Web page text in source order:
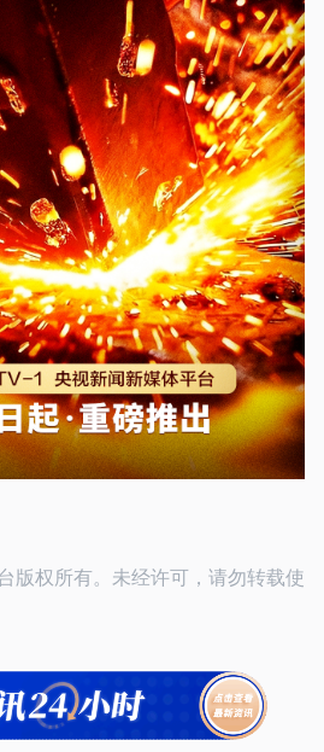
版权所有。未经许可，请勿转载使